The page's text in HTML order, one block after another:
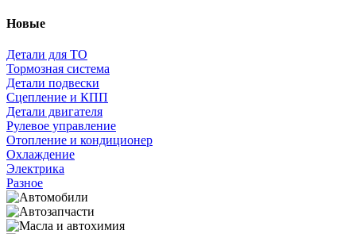
Новые
Детали для ТО
Тормозная система
Детали подвески
Сцепление и КПП
Детали двигателя
Рулевое управление
Отопление и кондиционер
Охлаждение
Электрика
Разное